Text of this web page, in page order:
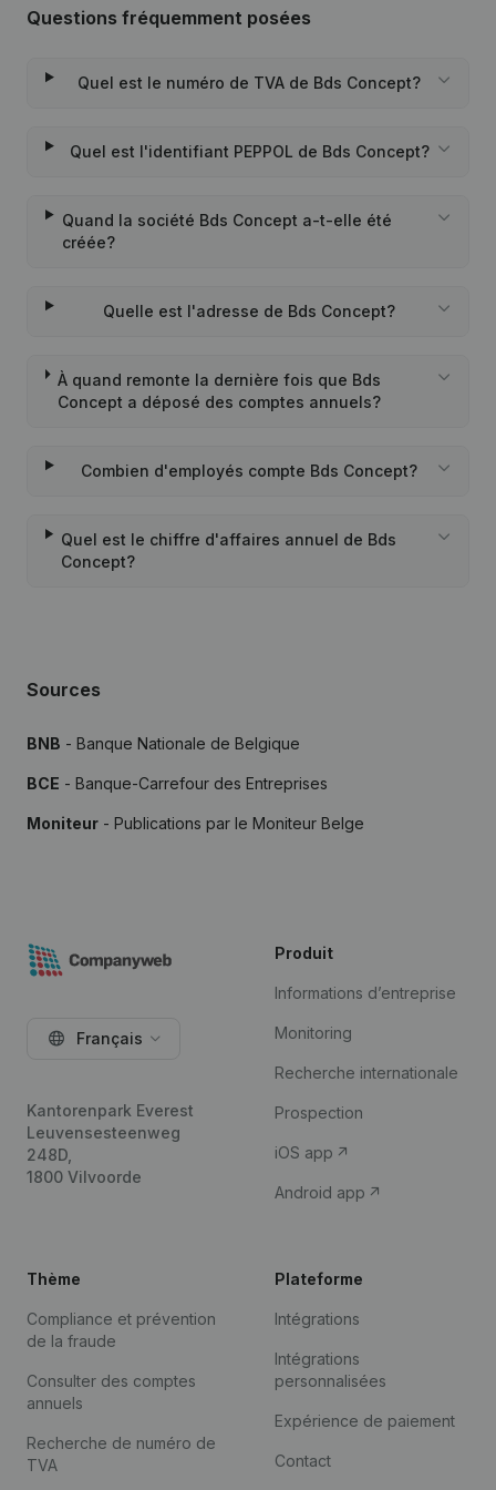
Questions fréquemment posées
Quel est le numéro de TVA de Bds Concept?
Quel est l'identifiant PEPPOL de Bds Concept?
Quand la société Bds Concept a-t-elle été
créée?
Quelle est l'adresse de Bds Concept?
À quand remonte la dernière fois que Bds
Concept a déposé des comptes annuels?
Combien d'employés compte Bds Concept?
Quel est le chiffre d'affaires annuel de Bds
Concept?
Sources
BNB - Banque Nationale de Belgique
BCE - Banque-Carrefour des Entreprises
Moniteur - Publications par le Moniteur Belge
Français
Kantorenpark Everest
Leuvensesteenweg
248D,
1800 Vilvoorde
Produit
Informations d’entreprise
Monitoring
Recherche internationale
Prospection
iOS app
Android app
Thème
Compliance et prévention
de la fraude
Consulter des comptes
annuels
Recherche de numéro de
TVA
Plateforme
Intégrations
Intégrations
personnalisées
Expérience de paiement
Contact